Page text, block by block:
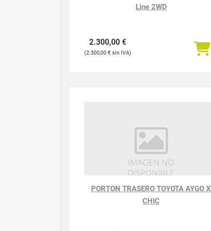
Line 2WD
2.300,00 €
2.300,00 €
PORTON TRASERO TOYOTA AYGO X
CHIC